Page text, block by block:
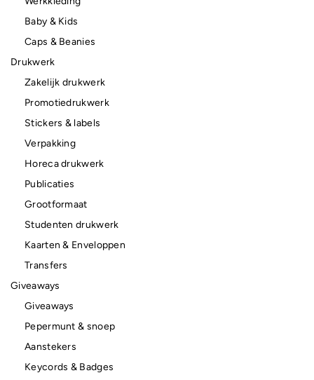
Baby & Kids
Caps & Beanies
Drukwerk
Zakelijk drukwerk
Promotiedrukwerk
Stickers & labels
Verpakking
Horeca drukwerk
Publicaties
Grootformaat
Studenten drukwerk
Kaarten & Enveloppen
Transfers
Giveaways
Giveaways
Pepermunt & snoep
Aanstekers
Keycords & Badges